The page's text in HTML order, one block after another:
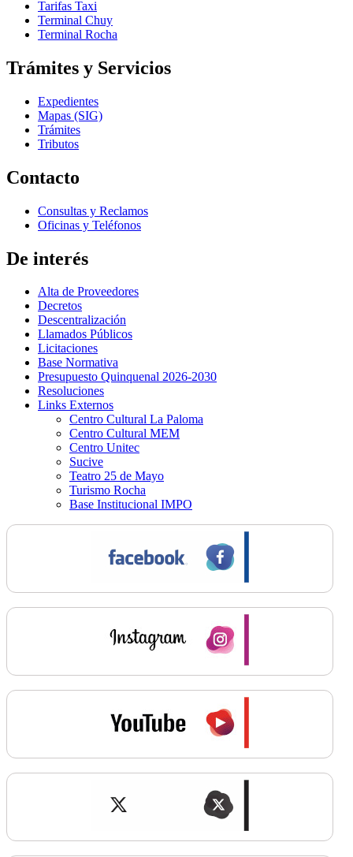
Tarifas Taxi
Terminal Chuy
Terminal Rocha
Trámites y Servicios
Expedientes
Mapas (SIG)
Trámites
Tributos
Contacto
Consultas y Reclamos
Oficinas y Teléfonos
De interés
Alta de Proveedores
Decretos
Descentralización
Llamados Públicos
Licitaciones
Base Normativa
Presupuesto Quinquenal 2026-2030
Resoluciones
Links Externos
Centro Cultural La Paloma
Centro Cultural MEM
Centro Unitec
Sucive
Teatro 25 de Mayo
Turismo Rocha
Base Institucional IMPO